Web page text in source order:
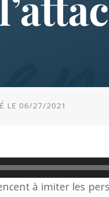
LE 06/27/2021
à imiter les